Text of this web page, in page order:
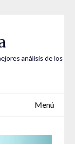
análisis de los
Menú